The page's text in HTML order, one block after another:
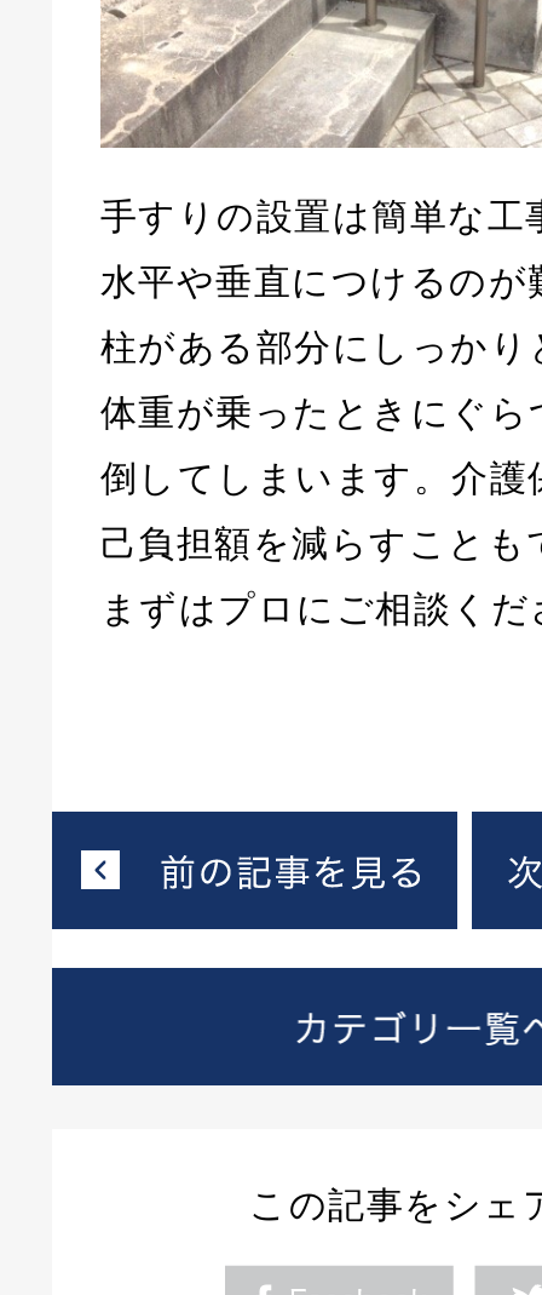
手すりの設置は簡単な工
水平や垂直につけるの
柱がある部分にしっか
体重が乗ったときにぐ
倒してしまいます。介護
己負担額を減らすこと
まずはプロにご相談くだ
この記事をシェ